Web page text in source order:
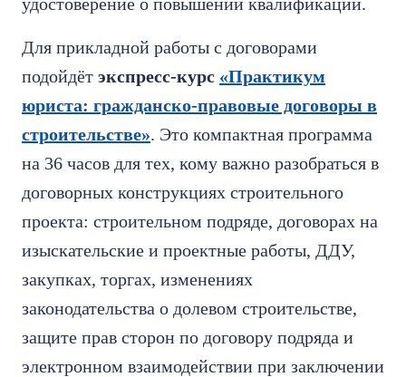
Для прикладной работы с договорами
подойдёт экспресс-курс «Практикум
юриста: гражданско-правовые договоры в
строительстве». Это компактная программа
на 36 часов для тех, кому важно разобраться в
договорных конструкциях строительного
проекта: строительном подряде, договорах на
изыскательские и проектные работы, ДДУ,
закупках, торгах, изменениях
законодательства о долевом строительстве,
защите прав сторон по договору подряда и
электронном взаимодействии при заключении